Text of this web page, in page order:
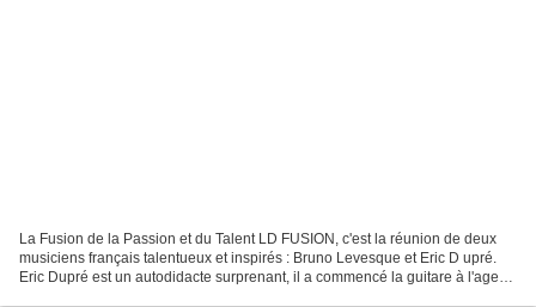
La Fusion de la Passion et du Talent LD FUSION, c'est la réunion de deux
musiciens français talentueux et inspirés : Bruno Levesque et Eric D upré.
Eric Dupré est un autodidacte surprenant, il a commencé la guitare à l'age